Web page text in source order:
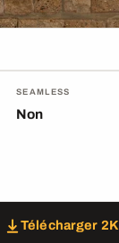
SEAMLESS
Non
Télécharger 2K